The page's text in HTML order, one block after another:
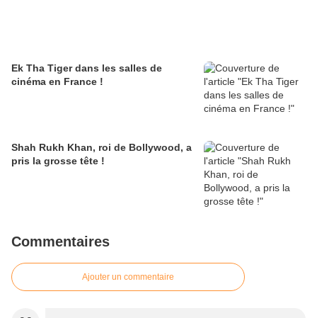
Ek Tha Tiger dans les salles de
cinéma en France !
Shah Rukh Khan, roi de Bollywood, a
pris la grosse tête !
Commentaires
Ajouter un commentaire